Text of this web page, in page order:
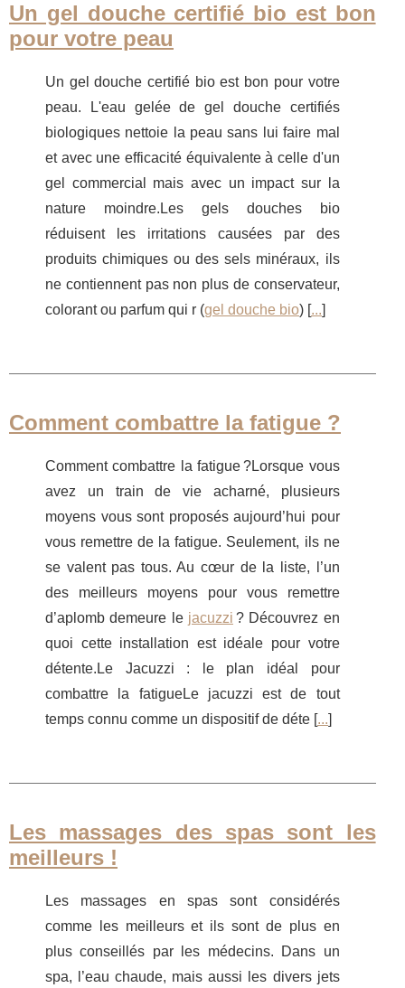
Un gel douche certifié bio est bon
pour votre peau
Un gel douche certifié bio est bon pour votre
peau. L'eau gelée de gel douche certifiés
biologiques nettoie la peau sans lui faire mal
et avec une efficacité équivalente à celle d'un
gel commercial mais avec un impact sur la
nature moindre.Les gels douches bio
réduisent les irritations causées par des
produits chimiques ou des sels minéraux, ils
ne contiennent pas non plus de conservateur,
colorant ou parfum qui r (gel douche bio) [...]
Comment combattre la fatigue ?
Comment combattre la fatigue ?Lorsque vous
avez un train de vie acharné, plusieurs
moyens vous sont proposés aujourd’hui pour
vous remettre de la fatigue. Seulement, ils ne
se valent pas tous. Au cœur de la liste, l’un
des meilleurs moyens pour vous remettre
d’aplomb demeure le jacuzzi ? Découvrez en
quoi cette installation est idéale pour votre
détente.Le Jacuzzi : le plan idéal pour
combattre la fatigueLe jacuzzi est de tout
temps connu comme un dispositif de déte [...]
Les massages des spas sont les
meilleurs !
Les massages en spas sont considérés
comme les meilleurs et ils sont de plus en
plus conseillés par les médecins. Dans un
spa, l’eau chaude, mais aussi les divers jets